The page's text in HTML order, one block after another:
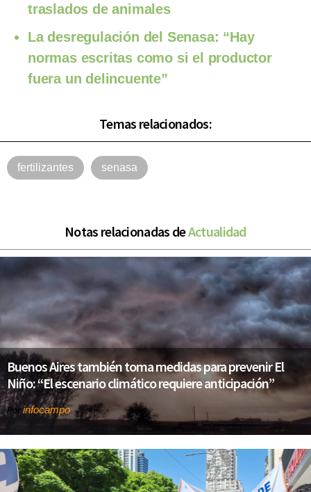
traslados de animales
La desregulación del Senasa: “Hay
normas escritas como si el productor
fuera un delincuente”
Temas relacionados:
fertilizantes senasa
Notas relacionadas deActualidad
Buenos Aires también toma medidas para prevenir El
Niño: “El escenario climático requiere anticipación”
Por infocampo